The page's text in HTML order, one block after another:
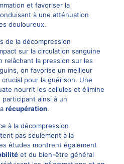
et favoriser la
à une atténuation
douloureux.
de la décompression
sur la circulation sanguine
relâchant la pression sur les
on favorise un meilleur
pour la guérison. Une
nourrit les cellules et élimine
ainsi à un
récupération.
à la décompression
pas seulement à la
études montrent également
et du bien-être général